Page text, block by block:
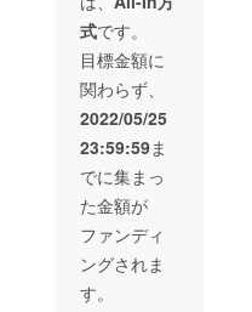
クラウド
ファンディ
ングに挑戦
することを
決めまし
た。
---
■ Webサイト
のでよ
り面白
い表現
ができ
るの
で、個
は複数
の注文
がおす
すめで
す。 も
ちろん
複数の
のでよ
り面白
い表現
ができ
るの
で、個
人的に
は複数
の注文
がおす
すめで
す。 も
ちろん
複数の
す。 サ
イズが
小さい
のでど
んな場
所にも
飾れる
世界に
一つの
インテ
リアに
なりま
す。 １
つより
絵具）
その他
画材
（木
材、
布、デ
ニム、
鉄、金
属、な
ど） 等
をを選
びいた
だけま
す。 ※
式です。
目標金額に
関わらず、
2022/05/25
23:59:59ま
でに集まっ
た金額が
ファンディ
ングされま
す。